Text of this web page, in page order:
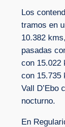
Los
tramos en
10.382
pasadas
con 15.022
con 15.735
Vall D’Ebo
nocturno.
En